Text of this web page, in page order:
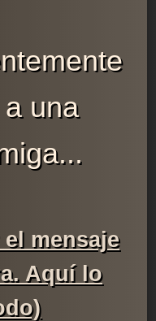
una
mensaje
Aquí lo